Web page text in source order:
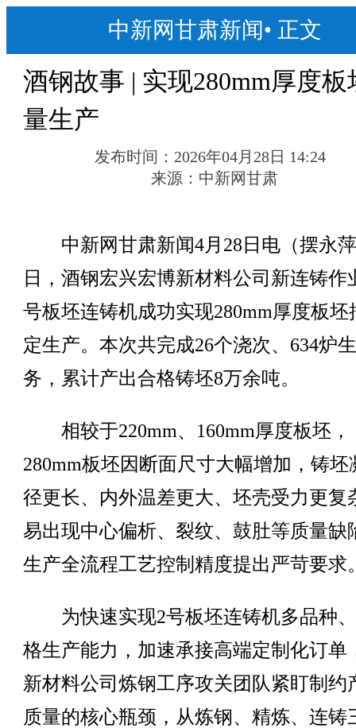
中新网甘肃新闻• 正文
酒钢故事 | 实现280mm厚度板
量生产
发布时间： 2026年04月28日 14:24
来源： 中新网甘肃
中新网甘肃新闻4月28日电（摆永
日，酒钢宏兴宏博新材料公司新连铸作
号板坯连铸机成功实现280mm厚度板坯
定生产。本次共完成26个浇次、634炉
务，累计产出合格铸坯8万余吨。
相较于220mm、160mm厚度板坯，
280mm板坯因断面尺寸大幅增加，铸坯
径更长、内外温差更大、坯壳受力更复
易出现中心偏析、裂纹、鼓肚等质量缺
生产全流程工艺控制精度提出严苛要求
为快速实现2号板坯连铸机多品种
格生产能力，加速承接高端定制化订单
新材料公司炼钢工序攻关团队紧盯制约
质量的核心瓶颈，从炼钢、精炼、连铸